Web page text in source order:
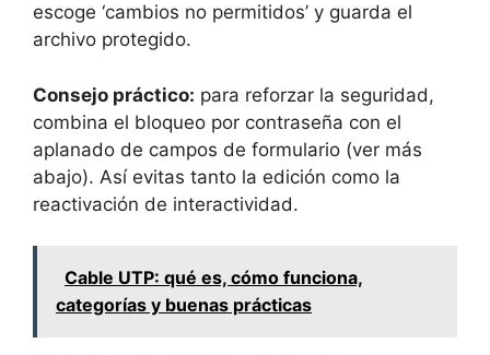
escoge ‘cambios no permitidos’ y guarda el
archivo protegido.
Consejo práctico: para reforzar la seguridad,
combina el bloqueo por contraseña con el
aplanado de campos de formulario (ver más
abajo). Así evitas tanto la edición como la
reactivación de interactividad.
Cable UTP: qué es, cómo funciona,
categorías y buenas prácticas